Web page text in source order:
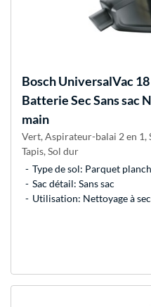
BoschUniversalVac
Batterie Sec Sans sac
main
Vert, Aspirateur-balai 2 en 1,
Tapis, Sol dur
Type de sol: Parquet
Sac détail: Sans sac
Utilisation: Nettoyage à sec